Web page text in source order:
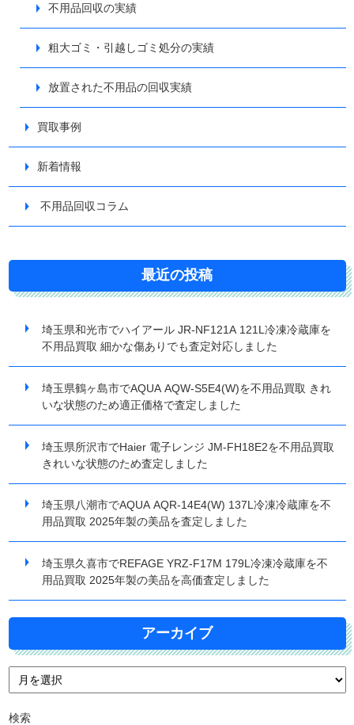
不用品回収の実績
粗大ゴミ・引越しゴミ処分の実績
放置された不用品の回収実績
買取事例
新着情報
不用品回収コラム
最近の投稿
埼玉県和光市でハイアール JR-NF121A 121L冷凍冷蔵庫を
不用品買取 細かな傷ありでも査定対応しました
埼玉県鶴ヶ島市でAQUA AQW-S5E4(W)を不用品買取 きれ
いな状態のため適正価格で査定しました
埼玉県所沢市でHaier 電子レンジ JM-FH18E2を不用品買取
きれいな状態のため査定しました
埼玉県八潮市でAQUA AQR-14E4(W) 137L冷凍冷蔵庫を不
用品買取 2025年製の美品を査定しました
埼玉県久喜市でREFAGE YRZ-F17M 179L冷凍冷蔵庫を不
用品買取 2025年製の美品を高価査定しました
アーカイブ
検索